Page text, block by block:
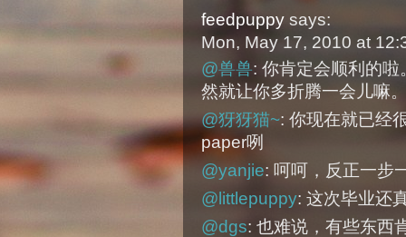
feedpuppy says:
Mon, May 17, 2010 at
@兽兽: 你肯定会顺利的
然就让你多折腾一会儿嘛
@犽犽猫~: 你现在就已经
paper咧
@yanjie: 呵呵，反正一步
@littlepuppy: 这次毕业还
@dgs: 也难说，有些东西